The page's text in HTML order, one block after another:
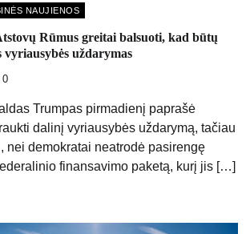
NAUJIENOS
Rūmus greitai balsuoti, kad būtų
uždarymas
0
Trumpas pirmadienį paprašė
dalinį vyriausybės uždarymą, tačiau
nei demokratai neatrodė pasirengę
finansavimo paketą, kurį jis […]